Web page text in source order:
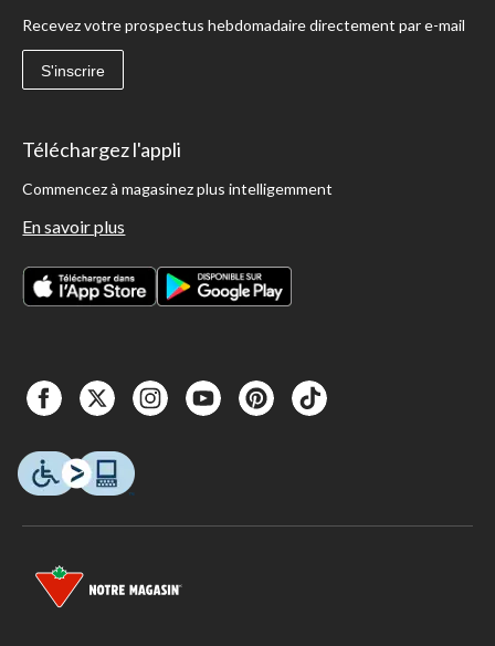
Recevez votre prospectus hebdomadaire directement par e-mail
S'inscrire
Téléchargez l'appli
Commencez à magasinez plus intelligemment
En savoir plus